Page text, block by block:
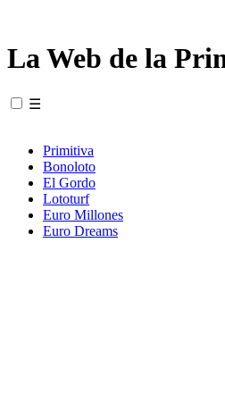
La Web de la
☰
Primitiva
Bonoloto
El Gordo
Lototurf
Euro Millones
Euro Dreams